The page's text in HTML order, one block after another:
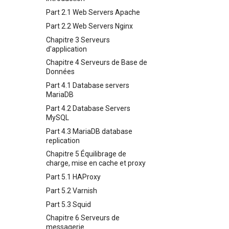
Special permissions
About systemd
Log management
Conclusions
Appendix-Practical
Examples
Variables - Use With Logs
Options
8 Container Snapshots
9 Snapshot Server
Chapitre 10 : Automatisation
des Snapshots
Appendix A - Workstation
Setup
Chapitre 6 : Profils
Chapitre 7 : Options de
Configuration de Conteneur
Chapitre 8 : Snapshots de
Conteneur
Chapitre 9 : Serveur de
Snapshot
Chapitre 10 : Automatisation
des Snapshots
Annexe A - Mise en place du
poste de travail
Example Config
Installing Nerd Fonts
Using vale in NvChad
Marksman
NvChad UI
Built-In Plugins
Plugins Manager
NvChad UI
Using NvChad
Plugins
Présentation
Aperçu de Markdown
Gestionnaire de Projet
Part 2.1 Web Servers Apache
Part 2.2 Web Servers Nginx
Chapitre 3 Serveurs
d'application
Chapitre 4 Serveurs de Base de
Données
Part 4.1 Database servers
MariaDB
Part 4.2 Database Servers
MySQL
Part 4.3 MariaDB database
replication
Chapitre 5 Équilibrage de
charge, mise en cache et proxy
Part 5.1 HAProxy
Part 5.2 Varnish
Part 5.3 Squid
Chapitre 6 Serveurs de
messagerie